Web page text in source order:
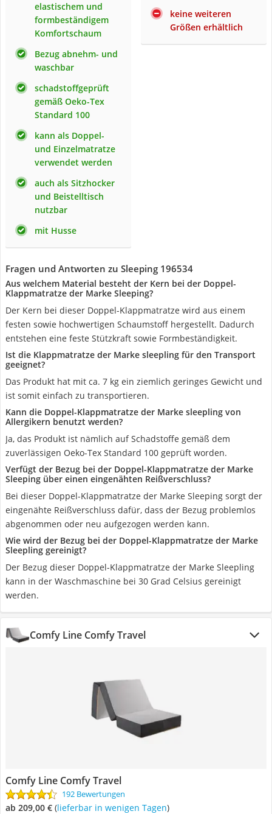
elastischem und
formbeständigem
Komfortschaum
Bezug abnehm- und
waschbar
schadstoffgeprüft
gemäß Oeko-Tex
Standard 100
kann als Doppel-
und Einzelmatratze
verwendet werden
auch als Sitzhocker
und Beistelltisch
nutzbar
mit Husse
keine weiteren
Größen erhältlich
Fragen und Antworten zu Sleeping 196534
Aus welchem Material besteht der Kern bei der Doppel-
Klappmatratze der Marke Sleeping?
Der Kern bei dieser Doppel-Klappmatratze wird aus einem
festen sowie hochwertigen Schaumstoff hergestellt. Dadurch
entstehen eine feste Stützkraft sowie Formbeständigkeit.
Ist die Klappmatratze der Marke sleepling für den Transport
geeignet?
Das Produkt hat mit ca. 7 kg ein ziemlich geringes Gewicht und
ist somit einfach zu transportieren.
Kann die Doppel-Klappmatratze der Marke sleepling von
Allergikern benutzt werden?
Ja, das Produkt ist nämlich auf Schadstoffe gemäß dem
zuverlässigen Oeko-Tex Standard 100 geprüft worden.
Verfügt der Bezug bei der Doppel-Klappmatratze der Marke
Sleeping über einen eingenähten Reißverschluss?
Bei dieser Doppel-Klappmatratze der Marke Sleeping sorgt der
eingenähte Reißverschluss dafür, dass der Bezug problemlos
abgenommen oder neu aufgezogen werden kann.
Wie wird der Bezug bei der Doppel-Klappmatratze der Marke
Sleepling gereinigt?
Der Bezug dieser Doppel-Klappmatratze der Marke Sleepling
kann in der Waschmaschine bei 30 Grad Celsius gereinigt
werden.
Comfy Line Comfy Travel
Comfy Line Comfy Travel
192 Bewertungen
ab 209,00 € ( Lieferbar in wenigen Tagen)